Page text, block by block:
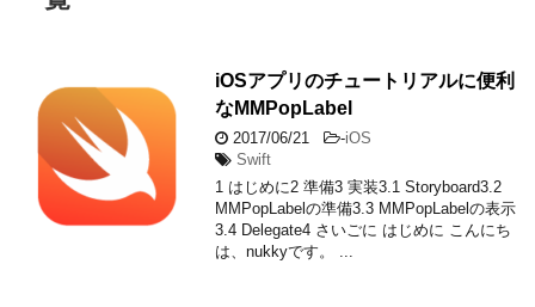
iOSアプリのチュートリアルに便利
なMMPopLabel
2017/06/21 -iOS
Swift
1 はじめに2 準備3 実装3.1 Storyboard3.2
MMPopLabelの準備3.3 MMPopLabelの表示
3.4 Delegate4 さいごに はじめに こんにち
は、nukkyです。 ...